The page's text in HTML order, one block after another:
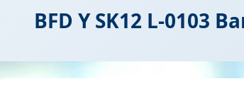
BFD Y SK12 L-0103